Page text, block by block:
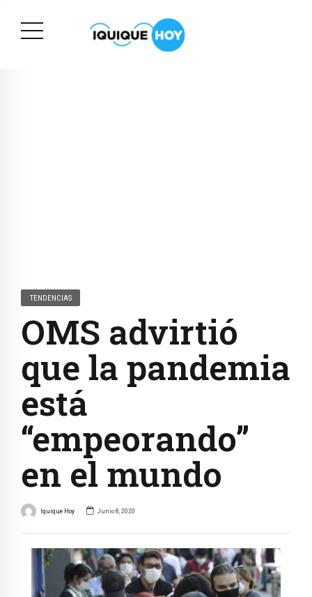
TENDENCIAS
OMS advirtió
que la pandemia
está
“empeorando”
en el mundo
Iquique Hoy Junio 8, 2020